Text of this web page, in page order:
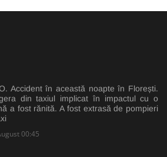
Accident în această noapte în Florești.
din taxiul implicat în impactul cu o
a fost rănită. A fost extrasă de pompieri
00:45